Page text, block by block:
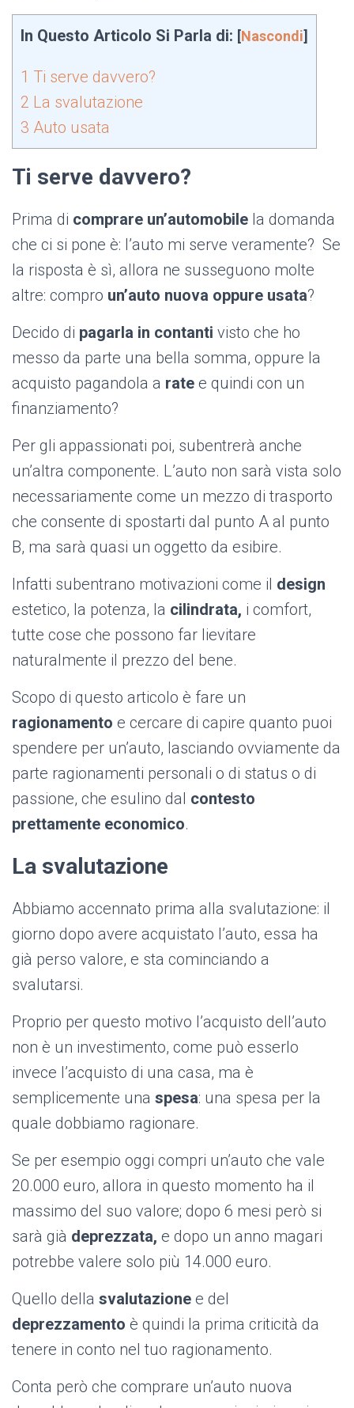
In Questo Articolo Si Parla di: [Nascondi]
1 Ti serve davvero?
2 La svalutazione
3 Auto usata
Ti serve davvero?
Prima di comprare un’automobile la domanda
che ci si pone è: l’auto mi serve veramente? Se
la risposta è sì, allora ne susseguono molte
altre: compro un’auto nuova oppure usata?
Decido di pagarla in contanti visto che ho
messo da parte una bella somma, oppure la
acquisto pagandola a rate e quindi con un
finanziamento?
Per gli appassionati poi, subentrerà anche
un’altra componente. L’auto non sarà vista solo
necessariamente come un mezzo di trasporto
che consente di spostarti dal punto A al punto
B, ma sarà quasi un oggetto da esibire.
Infatti subentrano motivazioni come il design
estetico, la potenza, la cilindrata, i comfort,
tutte cose che possono far lievitare
naturalmente il prezzo del bene.
Scopo di questo articolo è fare un
ragionamento e cercare di capire quanto puoi
spendere per un’auto, lasciando ovviamente da
parte ragionamenti personali o di status o di
passione, che esulino dal contesto
prettamente economico.
La svalutazione
Abbiamo accennato prima alla svalutazione: il
giorno dopo avere acquistato l’auto, essa ha
già perso valore, e sta cominciando a
svalutarsi.
Proprio per questo motivo l’acquisto dell’auto
non è un investimento, come può esserlo
invece l’acquisto di una casa, ma è
semplicemente una spesa: una spesa per la
quale dobbiamo ragionare.
Se per esempio oggi compri un’auto che vale
20.000 euro, allora in questo momento ha il
massimo del suo valore; dopo 6 mesi però si
sarà già deprezzata, e dopo un anno magari
potrebbe valere solo più 14.000 euro.
Quello della svalutazione e del
deprezzamento è quindi la prima criticità da
tenere in conto nel tuo ragionamento.
Conta però che comprare un’auto nuova